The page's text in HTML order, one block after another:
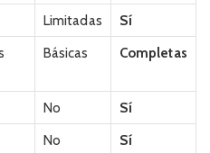
Limitadas
Sí
Básicas Completas
No
Sí
No
Sí